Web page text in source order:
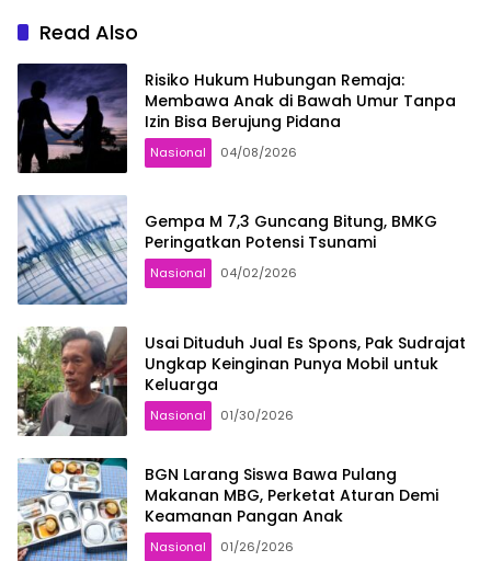
Read Also
Risiko Hukum Hubungan Remaja:
Membawa Anak di Bawah Umur Tanpa
Izin Bisa Berujung Pidana
Nasional 04/08/2026
Gempa M 7,3 Guncang Bitung, BMKG
Peringatkan Potensi Tsunami
Nasional 04/02/2026
Usai Dituduh Jual Es Spons, Pak Sudrajat
Ungkap Keinginan Punya Mobil untuk
Keluarga
Nasional 01/30/2026
BGN Larang Siswa Bawa Pulang
Makanan MBG, Perketat Aturan Demi
Keamanan Pangan Anak
Nasional 01/26/2026